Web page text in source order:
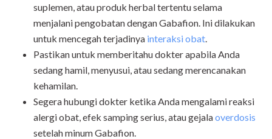
suplemen, atau produk herbal tertentu selama
menjalani pengobatan dengan Gabafion. Ini dilakukan
untuk mencegah terjadinya interaksi obat
Pastikan untuk memberitahu dokter apabila Anda
sedang hamil, menyusui, atau sedang merencanakan
kehamilan.
Segera hubungi dokter ketika Anda mengalami reaksi
alergi obat, efek samping serius, atau gejalaoverdosis
setelah minum Gabafion.